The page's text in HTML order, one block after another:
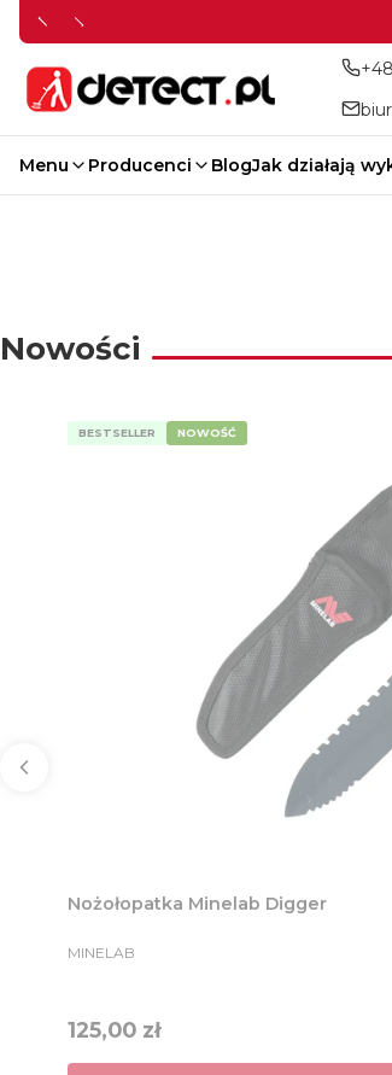
Menu Producenci BlogJak działają
Nowości
BESTSELLER NOWOŚĆ
Nożołopatka Minelab Digger
PRODUCENT
MINELAB
Cena
125,00 zł